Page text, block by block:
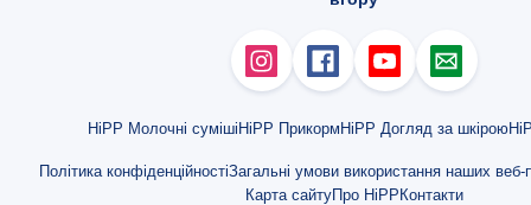
Орієнтовні показники збільшення ваги та довжини тіла у дітей 1-го
Як привчити дитину їсти овочі: 9 корисних лайфхаків
HiPP Молочні суміші HiPP Прикорм HiPP Догляд за шкірою
Політика конфіденційностіЗагальні умови використання наших веб-
Карта сайтуПро HiPP Контакти